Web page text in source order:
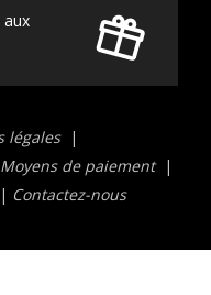
aux
légales
Moyens de paiement
Contactez-nous